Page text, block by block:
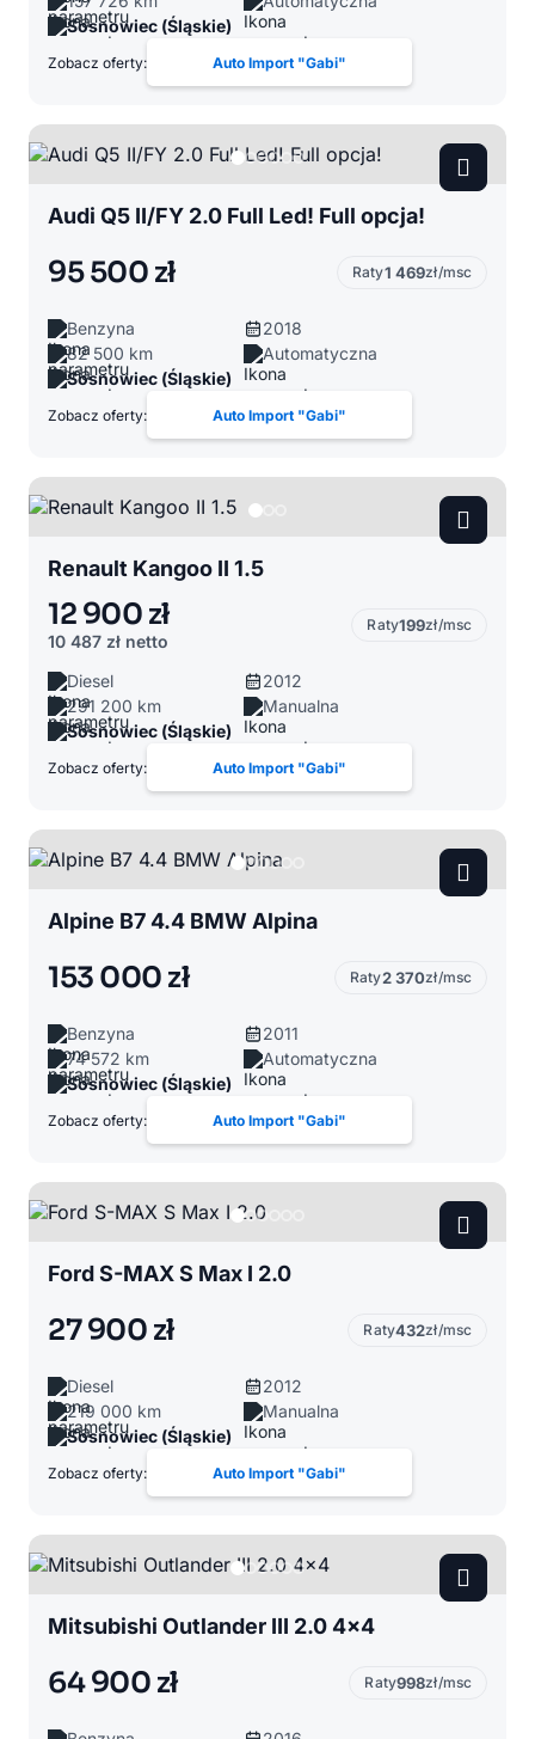
Sosnowiec (Śląskie)
Zobacz oferty: Auto Import "Gabi"
Audi Q5 II/FY 2.0 Full Led! Full opcja!
95 500 zł Raty1 469zł/msc
Benzyna
2018
82 500 km
Automatyczna
Sosnowiec (Śląskie)
Zobacz oferty: Auto Import "Gabi"
Renault Kangoo II 1.5
12 900 zł
10 487 zł netto
Raty199zł/msc
Diesel
2012
291 200 km
Manualna
Sosnowiec (Śląskie)
Zobacz oferty: Auto Import "Gabi"
Alpine B7 4.4 BMW Alpina
153 000 zł Raty2 370zł/msc
Benzyna
2011
74 572 km
Automatyczna
Sosnowiec (Śląskie)
Zobacz oferty: Auto Import "Gabi"
Ford S-MAX S Max I 2.0
27 900 zł Raty432zł/msc
Diesel
2012
219 000 km
Manualna
Sosnowiec (Śląskie)
Zobacz oferty: Auto Import "Gabi"
Mitsubishi Outlander III 2.0 4x4
64 900 zł Raty998zł/msc